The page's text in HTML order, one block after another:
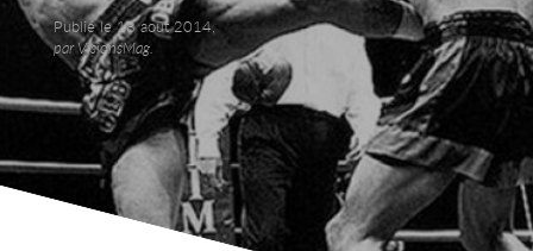
Publié le 18 août 2014,
par VisionsMag.